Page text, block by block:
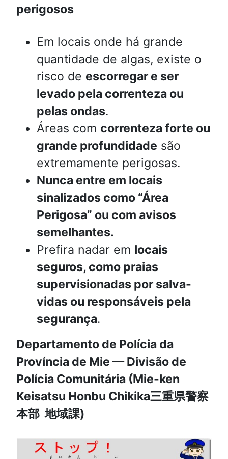
perigosos
Em locais onde há grande
quantidade de algas, existe o
risco de escorregar e ser
levado pela correnteza ou
pelas ondas.
Áreas com correnteza forte ou
grande profundidade são
extremamente perigosas.
Nunca entre em locais
sinalizados como “Área
Perigosa” ou com avisos
semelhantes.
Prefira nadar em locais
seguros, como praias
supervisionadas por salva-
vidas ou responsáveis pela
segurança.
Departamento de Polícia da
Província de Mie — Divisão de
Polícia Comunitária (Mie-ken
Keisatsu Honbu Chikika三重県警察
本部 地域課)